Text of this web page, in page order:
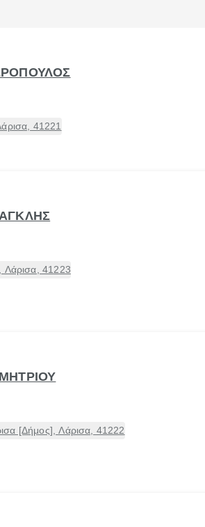
41221
Λάρισα, 41223
[Δήμος], Λάρισα, 41222